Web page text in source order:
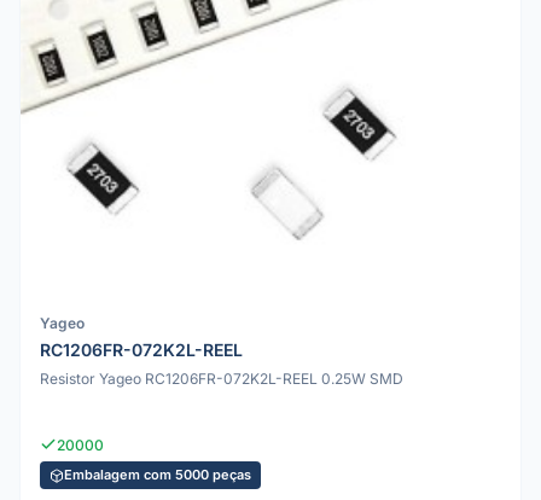
Yageo
RC1206FR-072K2L-REEL
Resistor Yageo RC1206FR-072K2L-REEL 0.25W SMD
20000
Embalagem com 5000 peças